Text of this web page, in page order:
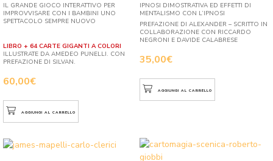
60,00€
IL GRANDE GIOCO INTERATTIVO PER
IMPROVVISARE CON I BAMBINI UNO
SPETTACOLO SEMPRE NUOVO
LIBRO + 64 CARTE GIGANTI A COLORI
ILLUSTRATE DA AMEDEO PUNELLI. CON
PREFAZIONE DI SILVAN.
AGGIUNGI AL CARRELLO
35,00€
IPNOSI DIMOSTRATIVA ED EFFETTI DI
MENTALISMO CON L’IPNOSI
PREFAZIONE DI ALEXANDER – SCRITTO IN
COLLABORAZIONE CON RICCARDO
NEGRONI E DAVIDE CALABRESE
AGGIUNGI AL CARRELLO